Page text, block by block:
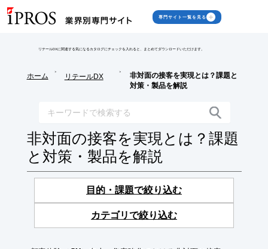
専門サイト一覧を見る
リテールDXに関連する気になるカタログにチェックを入れると、まとめてダウンロードいただけます。
ホーム
>
リテールDX
>
非対面の接客を実現とは？課題と
対策・製品を解説
非対面の接客を実現とは？課題
と対策・製品を解説
目的・課題で絞り込む
カテゴリで絞り込む